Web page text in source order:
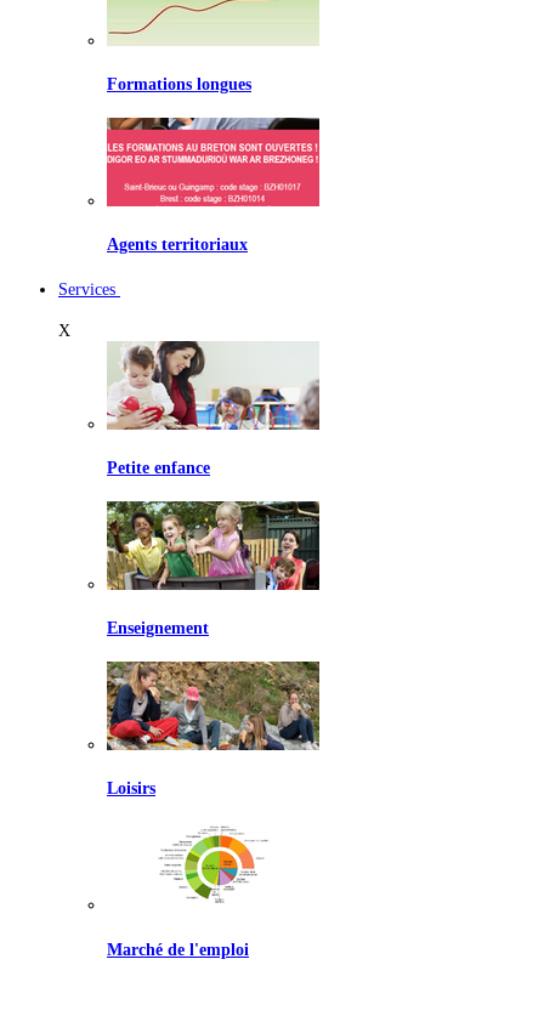
Formations longues
Agents territoriaux
Services
X
Petite enfance
Enseignement
Loisirs
Marché de l'emploi